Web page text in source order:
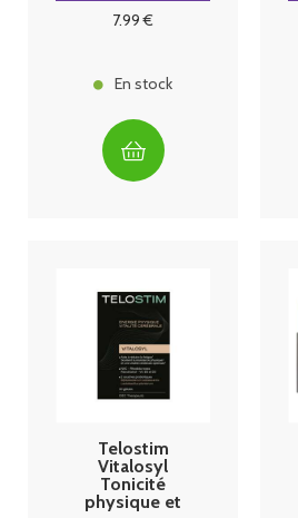
7.99 €
En stock
Telostim
Vitalosyl
Tonicité
physique et